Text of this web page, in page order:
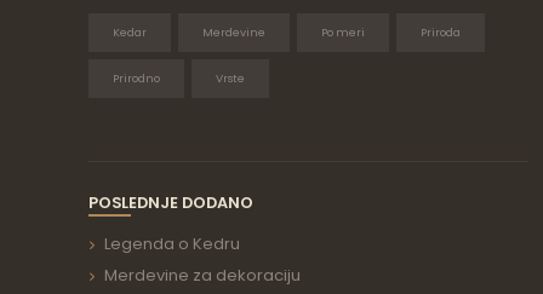
Kedar Merdevine Po meri Priroda
Prirodno Vrste
POSLEDNJE DODANO
Legenda o Kedru
Merdevine za dekoraciju